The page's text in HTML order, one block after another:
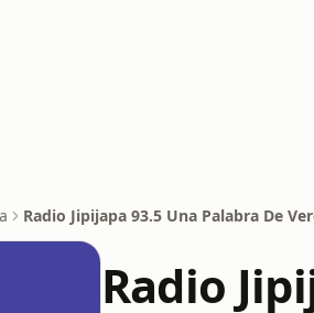
Radio Jipijapa 93.5 Una Palabra De
Radio